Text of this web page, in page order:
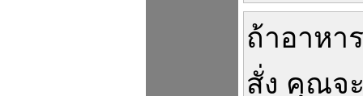
ถ้าอาหาร
สั่ง คุณจ